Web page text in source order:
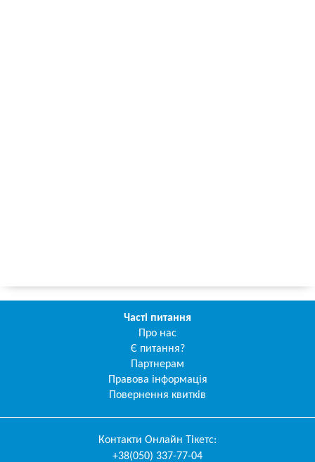
Часті питання
Про нас
Є питання?
Партнерам
Правова інформація
Повернення квитків
Контакти Онлайн Тікетс:
+38(050) 337-77-04